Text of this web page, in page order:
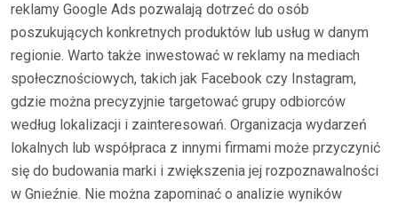
reklamy Google Ads pozwalają dotrzeć do osób
poszukujących konkretnych produktów lub usług w danym
regionie. Warto także inwestować w reklamy na mediach
społecznościowych, takich jak Facebook czy Instagram,
gdzie można precyzyjnie targetować grupy odbiorców
według lokalizacji i zainteresowań. Organizacja wydarzeń
lokalnych lub współpraca z innymi firmami może przyczynić
się do budowania marki i zwiększenia jej rozpoznawalności
w Gnieźnie. Nie można zapominać o analizie wyników